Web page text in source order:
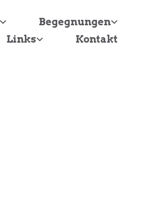
Begegnungen
Links Kontakt